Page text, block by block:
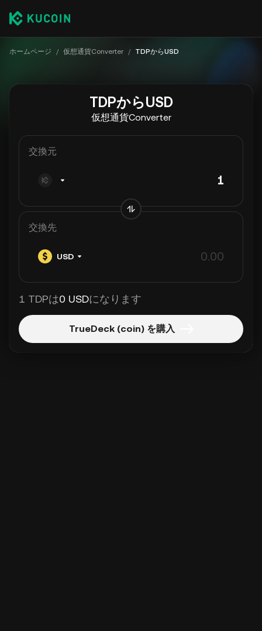
ホームページ / 仮想通貨Converter / TDPからUSD
TDPからUSD
仮想通貨Converter
交換元
交換先
USD
1 TDPは0 USDになります
TrueDeck (coin) を購入